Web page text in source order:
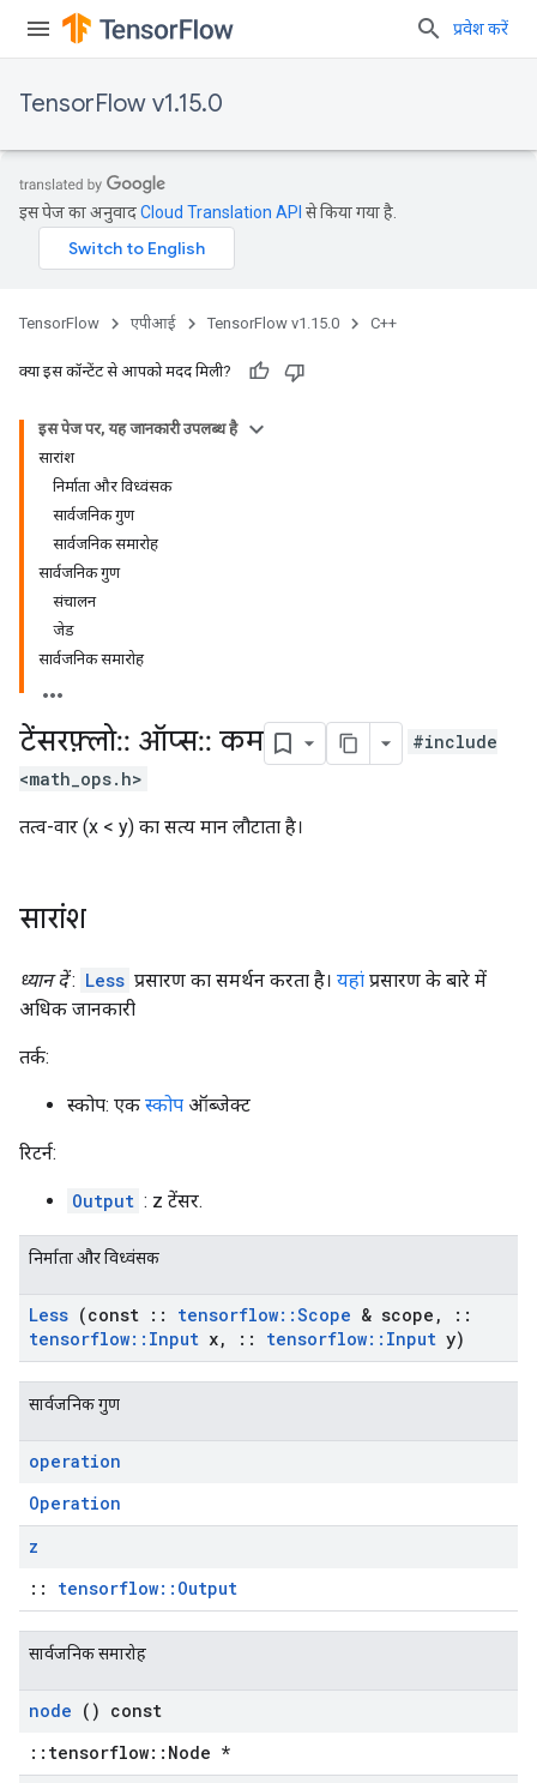
प्रवेश करें
TensorFlow v1.15.0
इस पेज का अनुवादCloud Translation API से किया गया है.
TensorFlow एपीआई TensorFlow v1.15.0 C++
क्या इस कॉन्टेंट से आपको मदद मिली?
इस पेज पर, यह जानकारी उपलब्ध है
सारांश
निर्माता और विध्वंसक
सार्वजनिक गुण
सार्वजनिक समारोह
सार्वजनिक गुण
संचालन
जेड
सार्वजनिक समारोह
टेंसरफ़्लो:: ऑप्स:: कम
#include
<math_ops.h>
तत्व-वार (x < y) का सत्य मान लौटाता है।
सारांश
ध्यान दें: Less प्रसारण का समर्थन करता है। यहां प्रसारण के बारे में
अधिक जानकारी
तर्क:
स्कोप: एक स्कोप ऑब्जेक्ट
रिटर्न:
Output : z टेंसर.
निर्माता और विध्वंसक
Less (const :: tensorflow::Scope & scope ,
::
tensorflow:: Input x, :: tensorflow:: Input y)
सार्वजनिक गुण
operation
Operation
z
:: tensorflow::Output
सार्वजनिक समारोह
node () const
::tensorflow::Node *